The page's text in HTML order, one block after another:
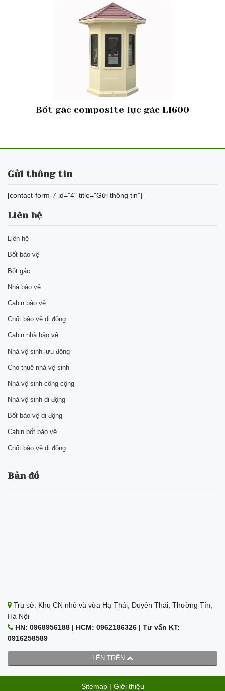
Bốt gác composite lục gác L1600
LÊN TRÊN
Gửi thông tin
[contact-form-7 id="4" title="Gửi thông tin"]
Liên hệ
Liên hệ
Bốt bảo vệ
Bốt gác
Nhà bảo vệ
Cabin bảo vệ
Chốt bảo vệ di động
Cabin nhà bảo vệ
Nhà vệ sinh lưu động
Cho thuê nhà vệ sinh
Nhà vệ sinh công cộng
Nhà vệ sinh di động
Bốt bảo vệ di động
Cabin bốt bảo vệ
Chốt bảo vệ di động
Bản đồ
Trụ sở: Khu CN nhỏ và vừa Hạ Thái, Duyên Thái, Thường Tín,
Hà Nội
HN: 0968956188 | HCM: 0962186326 | Tư vấn KT:
0916258589
Sitemap| Giới thiệu